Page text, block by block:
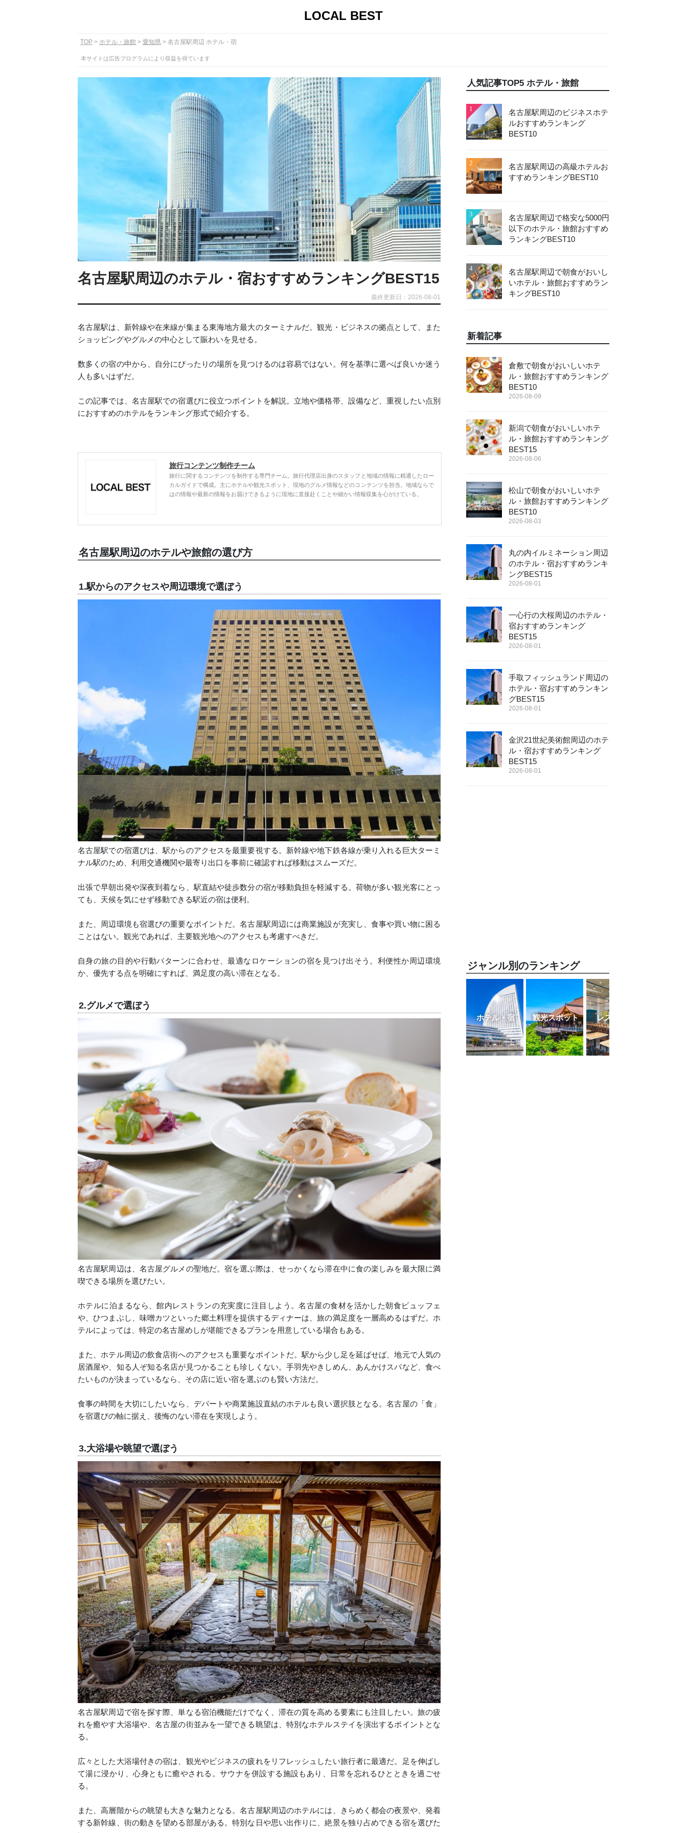
LOCAL BEST
TOP ホテル・旅館 愛知県 名古屋駅周辺 ホテル・宿
本サイトは広告プログラムにより収益を得ています
名古屋駅周辺のホテル・宿おすすめランキングBEST15
最終更新日：2026-08-01
名古屋駅は、新幹線や在来線が集まる東海地方最大のターミナルだ。観光・ビジネスの拠点として、また
ショッピングやグルメの中心として賑わいを見せる。
数多くの宿の中から、自分にぴったりの場所を見つけるのは容易ではない。何を基準に選べば良いか迷う
人も多いはずだ。
この記事では、名古屋駅での宿選びに役立つポイントを解説。立地や価格帯、設備など、重視したい点別
におすすめのホテルをランキング形式で紹介する。
旅行コンテンツ制作チーム
旅行に関するコンテンツを制作する専門チーム。旅行代理店出身のスタッフと地域の情報に精通したロー
カルガイドで構成。主にホテルや観光スポット、現地のグルメ情報などのコンテンツを担当。地域ならで
はの情報や最新の情報をお届けできるように現地に直接赴くことや細かい情報収集を心がけている。
名古屋駅周辺のホテルや旅館の選び方
1.駅からのアクセスや周辺環境で選ぼう
名古屋駅での宿選びは、駅からのアクセスを最重要視する。新幹線や地下鉄各線が乗り入れる巨大ターミ
ナル駅のため、利用交通機関や最寄り出口を事前に確認すれば移動はスムーズだ。
出張で早朝出発や深夜到着なら、駅直結や徒歩数分の宿が移動負担を軽減する。荷物が多い観光客にとっ
ても、天候を気にせず移動できる駅近の宿は便利。
また、周辺環境も宿選びの重要なポイントだ。名古屋駅周辺には商業施設が充実し、食事や買い物に困る
ことはない。観光であれば、主要観光地へのアクセスも考慮すべきだ。
自身の旅の目的や行動パターンに合わせ、最適なロケーションの宿を見つけ出そう。利便性か周辺環境
か、優先する点を明確にすれば、満足度の高い滞在となる。
2.グルメで選ぼう
名古屋駅周辺は、名古屋グルメの聖地だ。宿を選ぶ際は、せっかくなら滞在中に食の楽しみを最大限に満
喫できる場所を選びたい。
ホテルに泊まるなら、館内レストランの充実度に注目しよう。名古屋の食材を活かした朝食ビュッフェ
や、ひつまぶし、味噌カツといった郷土料理を提供するディナーは、旅の満足度を一層高めるはずだ。ホ
テルによっては、特定の名古屋めしが堪能できるプランを用意している場合もある。
また、ホテル周辺の飲食店街へのアクセスも重要なポイントだ。駅から少し足を延ばせば、地元で人気の
居酒屋や、知る人ぞ知る名店が見つかることも珍しくない。手羽先やきしめん、あんかけスパなど、食べ
たいものが決まっているなら、その店に近い宿を選ぶのも賢い方法だ。
食事の時間を大切にしたいなら、デパートや商業施設直結のホテルも良い選択肢となる。名古屋の「食」
を宿選びの軸に据え、後悔のない滞在を実現しよう。
3.大浴場や眺望で選ぼう
名古屋駅周辺で宿を探す際、単なる宿泊機能だけでなく、滞在の質を高める要素にも注目したい。旅の疲
れを癒やす大浴場や、名古屋の街並みを一望できる眺望は、特別なホテルステイを演出するポイントとな
る。
広々とした大浴場付きの宿は、観光やビジネスの疲れをリフレッシュしたい旅行者に最適だ。足を伸ばし
て湯に浸かり、心身ともに癒やされる。サウナを併設する施設もあり、日常を忘れるひとときを過ごせ
る。
また、高層階からの眺望も大きな魅力となる。名古屋駅周辺のホテルには、きらめく都会の夜景や、発着
する新幹線、街の動きを望める部屋がある。特別な日や思い出作りに、絶景を独り占めできる宿を選びた
人気記事TOP5 ホテル・旅館
1
名古屋駅周辺のビジネスホテ
ルおすすめランキング
BEST10
2
名古屋駅周辺の高級ホテルお
すすめランキングBEST10
3
名古屋駅周辺で格安な5000円
以下のホテル・旅館おすすめ
ランキングBEST10
4
名古屋駅周辺で朝食がおいし
いホテル・旅館おすすめラン
キングBEST10
新着記事
倉敷で朝食がおいしいホテ
ル・旅館おすすめランキング
BEST10
2026-08-09
新潟で朝食がおいしいホテ
ル・旅館おすすめランキング
BEST15
2026-08-06
松山で朝食がおいしいホテ
ル・旅館おすすめランキング
BEST10
2026-08-03
丸の内イルミネーション周辺
のホテル・宿おすすめランキ
ングBEST15
2026-08-01
一心行の大桜周辺のホテル・
宿おすすめランキング
BEST15
2026-08-01
手取フィッシュランド周辺の
ホテル・宿おすすめランキン
グBEST15
2026-08-01
金沢21世紀美術館周辺のホテ
ル・宿おすすめランキング
BEST15
2026-08-01
ジャンル別のランキング
ホテル・宿 観光スポット レストラン